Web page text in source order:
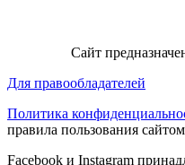
Сайт
Для правообладателей
Политика
правила пользования сайтом
Facebook и Instagram